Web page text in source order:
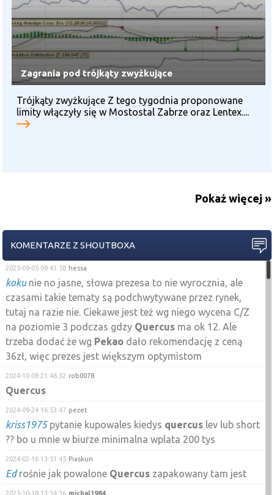
Zagrania pod trójkąty zwyżkujące
Trójkąty zwyżkujące Z tego tygodnia proponowane
limity włączyły się w Mostostal Zabrze oraz Lentex....
Pokaż więcej »
KOMENTARZE Z SHOUTBOXA
2025-09-05 09:43:58 hessa
kokunie no jasne, słowa prezesa to nie wyrocznia, ale
czasami takie tematy są podchwytywane przez rynek,
tutaj na razie nie. Ciekawe jest też wg niego wycena C/Z
na poziomie 3 podczas gdzy Quercus ma ok 12. Ale
trzeba dodać że wg Pekao dało rekomendację z ceną
36zł, więc prezes jest większym optymistom
2024-10-08 21:46:32 rob0078
Quercus
2024-09-24 16:53:47 pezet
kriss1975pytanie kupowales kiedys quercus lev lub short
?? bo u mnie w biurze minimalna wplata 200 tys
2024-02-16 13:51:45 Piaskun
Edrośnie jak powalone Quercus zapakowany tam jest
2023-10-18 13:34:36 michal1984